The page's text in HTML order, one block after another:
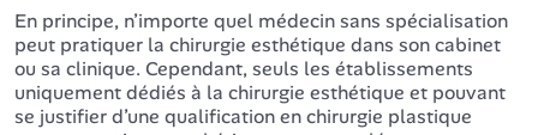
En principe, n’importe quel médecin sans spécialisation
peut pratiquer la chirurgie esthétique dans son cabinet
ou sa clinique. Cependant, seuls les établissements
uniquement dédiés à la chirurgie esthétique et pouvant
se justifier d’une qualification en chirurgie plastique